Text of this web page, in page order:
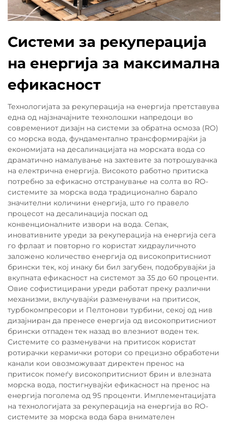
Системи за рекуперација
на енергија за максимална
ефикасност
Технологијата за рекуперација на енергија претставува
една од најзначајните технолошки напредоци во
современиот дизајн на системи за обратна осмоза (RO)
со морска вода, фундаментално трансформирајќи ја
економијата на десалинацијата на морската вода со
драматично намалување на захтевите за потрошувачка
на електрична енергија. Високото работно притиска
потребно за ефикасно отстранување на солта во RO-
системите за морска вода традиционално барало
значителни количини енергија, што го правело
процесот на десалинација поскап од
конвенционалните извори на вода. Сепак,
иновативните уреди за рекуперација на енергија сега
го фрлаат и повторно го користат хидрауличното
заложено количество енергија од високопритисниот
брински тек, кој инаку би бил загубен, подобрувајќи ја
вкупната ефикасност на системот за 35 до 60 проценти.
Овие софистицирани уреди работат преку различни
механизми, вклучувајќи разменувачи на притисок,
турбокомпресори и Пелтонови турбини, секој од нив
дизајниран да пренесе енергија од високопритисниот
брински отпаден тек назад во влезниот воден тек.
Системите со разменувачи на притисок користат
ротирачки керамички ротори со прецизно обработени
канали кои овозможуваат директен пренос на
притисок помеѓу високопритисниот брин и влезната
морска вода, постигнувајќи ефикасност на пренос на
енергија поголема од 95 проценти. Имплементацијата
на технологијата за рекуперација на енергија во RO-
системите за морска вода бара внимателен